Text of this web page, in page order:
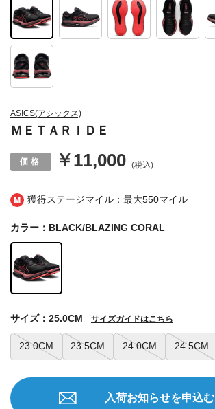
獲得ステージマイル：最大550マイル
ASICS(アシックス)
ＭＥＴＡＲＩＤＥ
￥11,000 (税込)
カラー：BLACK/BLAZING CORAL
23.0CM 23.5CM 24.0CM 24.5CM
サイズ：25.0CM サイズガイドはこちら
入荷お知らせを申込む